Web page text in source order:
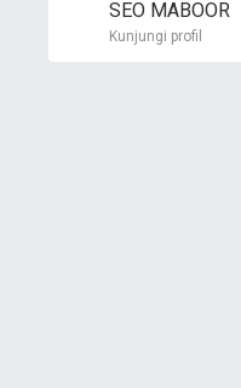
SEO MABOOR
Kunjungi profil